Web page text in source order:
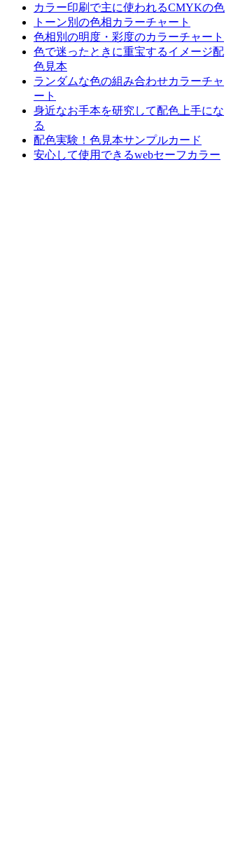
カラー印刷で主に使われるCMYKの色
トーン別の色相カラーチャート
色相別の明度・彩度のカラーチャート
色で迷ったときに重宝するイメージ配
色見本
ランダムな色の組み合わせカラーチャ
ート
身近なお手本を研究して配色上手にな
る
配色実験！色見本サンプルカード
安心して使用できるwebセーフカラー